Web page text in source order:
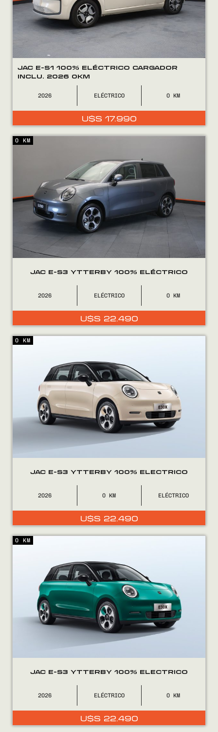
JAC E-S1 100% ELÉCTRICO CARGADOR
INCLU. 2026 0KM
2026 ELÉCTRICO 0
U$S 17.990
JAC E-S3 YTTERBY 100% ELÉCTRICO
2026 ELÉCTRICO 0
U$S 22.490
0 KM
JAC E-S3 YTTERBY 100% ELECTRICO
2026 0 ELÉCTRICO
U$S 22.490
0 KM
JAC E-S3 YTTERBY 100% ELECTRICO
2026 ELÉCTRICO 0
U$S 22.490
0 KM